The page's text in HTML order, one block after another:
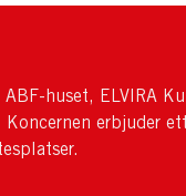
huset, ELVIRA
Koncernen erbjuder